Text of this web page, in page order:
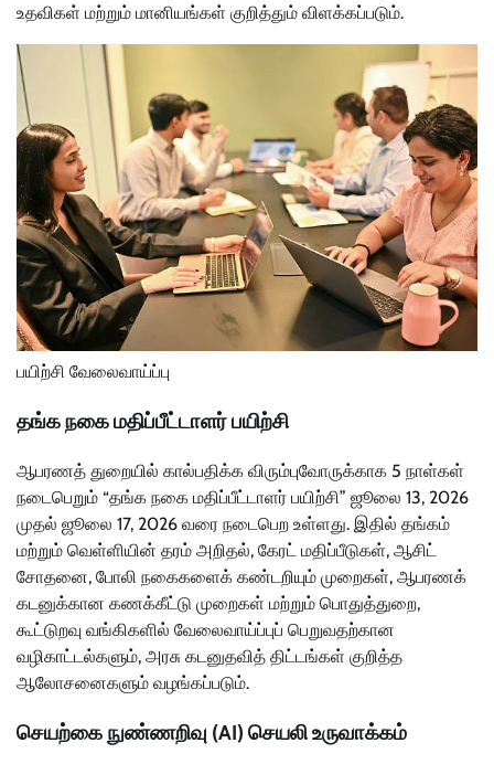
உதவிகள் மற்றும் மானியங்கள் குறித்தும் விளக்கப்படும்.
பயிற்சி வேலைவாய்ப்பு
தங்க நகை மதிப்பீட்டாளர் பயிற்சி
ஆபரணத் துறையில் கால்பதிக்க விரும்புவோருக்காக 5 நாள்கள்
நடைபெறும் “தங்க நகை மதிப்பீட்டாளர் பயிற்சி” ஜூலை 13, 2026
முதல் ஜூலை 17, 2026 வரை நடைபெற உள்ளது. இதில் தங்கம்
மற்றும் வெள்ளியின் தரம் அறிதல், கேரட் மதிப்பீடுகள், ஆசிட்
சோதனை, போலி நகைகளைக் கண்டறியும் முறைகள், ஆபரணக்
கடனுக்கான கணக்கீட்டு முறைகள் மற்றும் பொதுத்துறை,
கூட்டுறவு வங்கிகளில் வேலைவாய்ப்புப் பெறுவதற்கான
வழிகாட்டல்களும், அரசு கடனுதவித் திட்டங்கள் குறித்த
ஆலோசனைகளும் வழங்கப்படும்.
செயற்கை நுண்ணறிவு (AI) செயலி உருவாக்கம்